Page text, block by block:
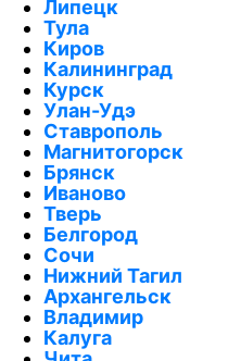
Липецк
Тула
Киров
Калининград
Курск
Улан-Удэ
Ставрополь
Магнитогорск
Брянск
Иваново
Тверь
Белгород
Сочи
Нижний Тагил
Архангельск
Владимир
Калуга